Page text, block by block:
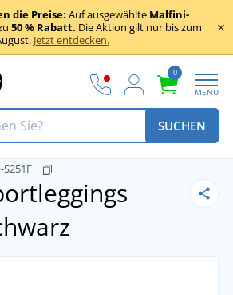
die Preise: Auf ausgewählte Malfini-
50 % Rabatt. Die Aktion gilt nur bis zum
Jetzt entdecken.
0
MENU
SUCHEN
S251F